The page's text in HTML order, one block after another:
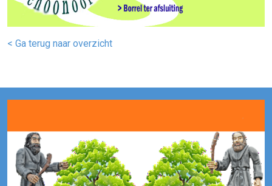
< Ga terug naar overzicht